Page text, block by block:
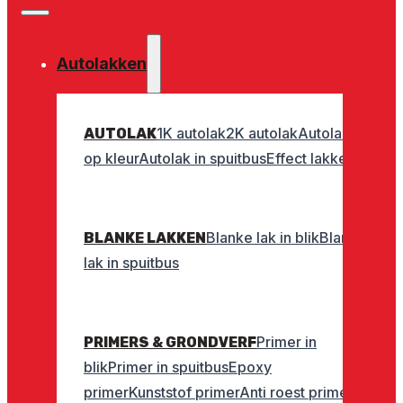
Autolakken
AUTOLAK1K autolak2K autolakAutolak
op kleurAutolak in spuitbusEffect lakken
BLANKE LAKKENBlanke lak in blikBlanke
lak in spuitbus
PRIMERS & GRONDVERFPrimer in
blikPrimer in spuitbusEpoxy
primerKunststof primerAnti roest primer